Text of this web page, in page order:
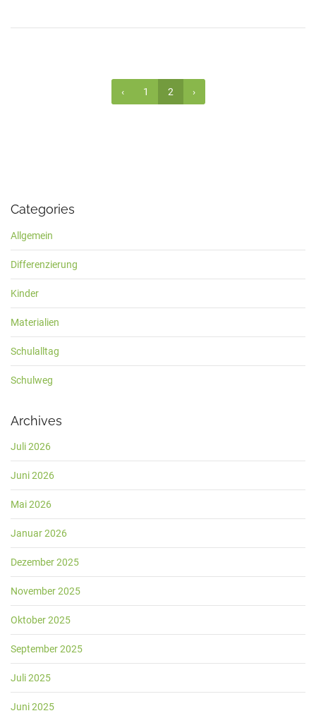
‹ 1 2 ›
Categories
Allgemein
Differenzierung
Kinder
Materialien
Schulalltag
Schulweg
Archives
Juli 2026
Juni 2026
Mai 2026
Januar 2026
Dezember 2025
November 2025
Oktober 2025
September 2025
Juli 2025
Juni 2025